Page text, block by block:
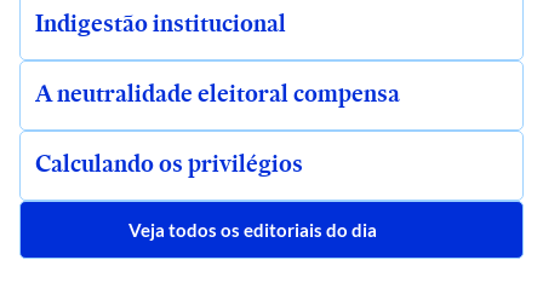
Indigestão institucional
A neutralidade eleitoral compensa
Calculando os privilégios
Veja todos os editoriais do dia